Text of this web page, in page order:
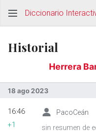
Diccionario
Historial
Herrera
18 ago 2023
PacoCeán
sin resumen de
16:46
+1